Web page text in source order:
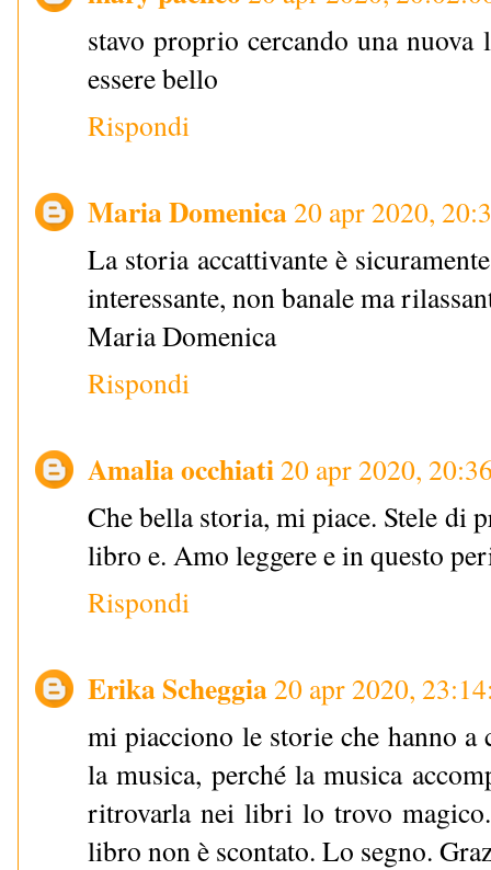
stavo proprio cercando una nuova
essere bello
Rispondi
Maria Domenica 20 apr 2020,
La storia accattivante è
interessante, non banale ma
Maria Domenica
Rispondi
Amalia occhiati 20 apr 2020,
Che bella storia, mi piace. Stele di
libro e. Amo leggere e in questo
Rispondi
Erika Scheggia 20 apr 2020,
mi piacciono le storie che hanno a
la musica, perché la musica
ritrovarla nei libri lo trovo
libro non è scontato. Lo segno.